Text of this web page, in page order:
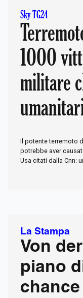
Sky TG24
1000
militare
Il potente terremoto
potrebbe aver
Usa citati dalla Cnn:
La Stampa
Von
piano
chance